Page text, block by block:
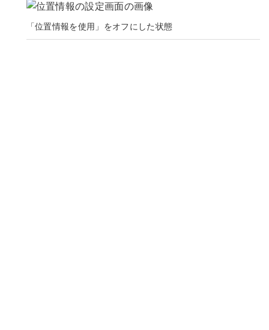
「位置情報を使用」をオフにした状態